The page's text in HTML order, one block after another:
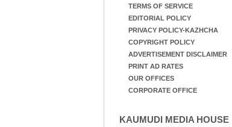
TERMS OF SERVICE
EDITORIAL POLICY
PRIVACY POLICY-KAZHCHA
COPYRIGHT POLICY
ADVERTISEMENT DISCLAIMER
PRINT AD RATES
OUR OFFICES
CORPORATE OFFICE
KAUMUDI MEDIA HOUSE